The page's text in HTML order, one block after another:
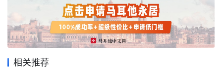
活
指
南
相关推荐